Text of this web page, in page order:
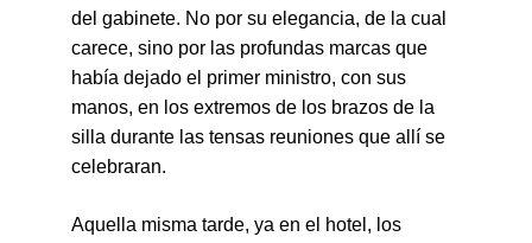
del gabinete. No por su elegancia, de la cual
carece, sino por las profundas marcas que
había dejado el primer ministro, con sus
manos, en los extremos de los brazos de la
silla durante las tensas reuniones que allí se
celebraran.
Aquella misma tarde, ya en el hotel, los